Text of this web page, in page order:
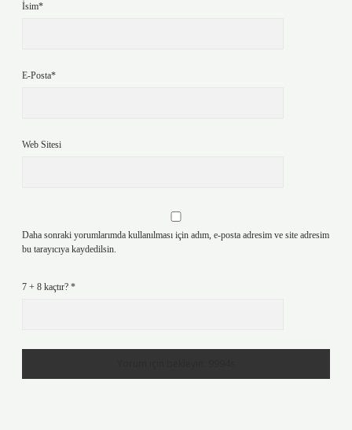
İsim*
E-Posta*
Web Sitesi
Daha sonraki yorumlarımda kullanılması için adım, e-posta adresim ve site adresim
bu tarayıcıya kaydedilsin.
7 + 8 kaçtır? *